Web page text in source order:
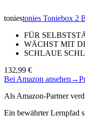
toniestonies Toniebox 2
FÜR
WÄCHST MIT
SCHLAUE
132,99 €
Bei Amazon ansehen →
Als Amazon-Partner
Ein bewährter Lernpfad